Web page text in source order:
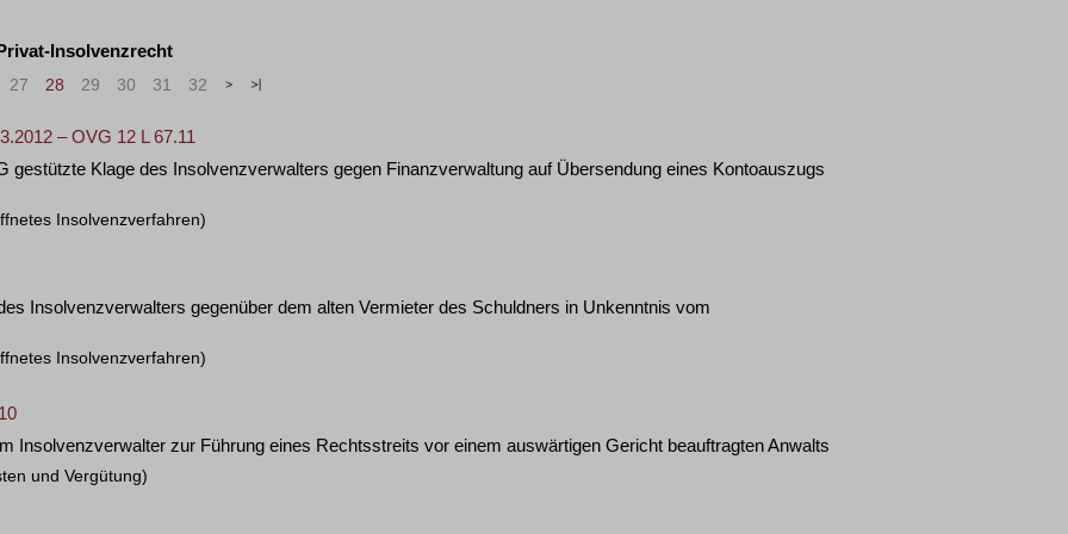
Insolvenzrecht
27 28 29 30 31 32 > »
– OVG 12 L 67.11
gestützte Klage des Insolvenzverwalters gegen Finanzverwaltung auf Übersendung eines Kontoauszugs
Insolvenzverfahren)
Insolvenzverwalters gegenüber dem alten Vermieter des Schuldners in Unkenntnis vom
Insolvenzverfahren)
Insolvenzverwalter zur Führung eines Rechtsstreits vor einem auswärtigen Gericht beauftragten Anwalts
und Vergütung)